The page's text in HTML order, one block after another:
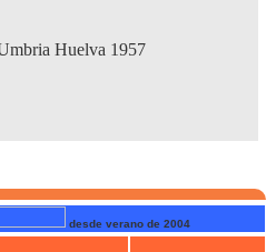
Huelva 1957
desde verano de 2004